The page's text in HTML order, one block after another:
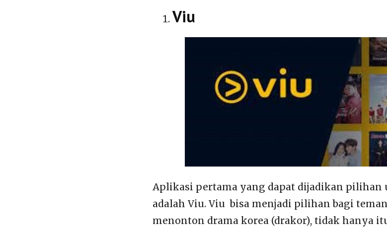
Viu
Aplikasi pertama yang dapat dijadikan
adalah Viu. Viu bisa menjadi pilihan bagi
menonton drama korea (drakor), tidak hanya